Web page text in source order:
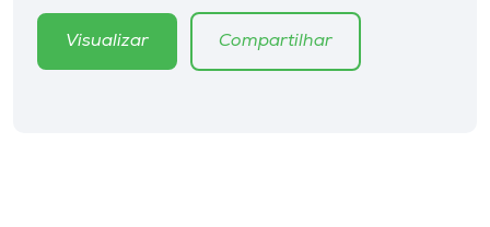
RádioVisualizar Compartilhar